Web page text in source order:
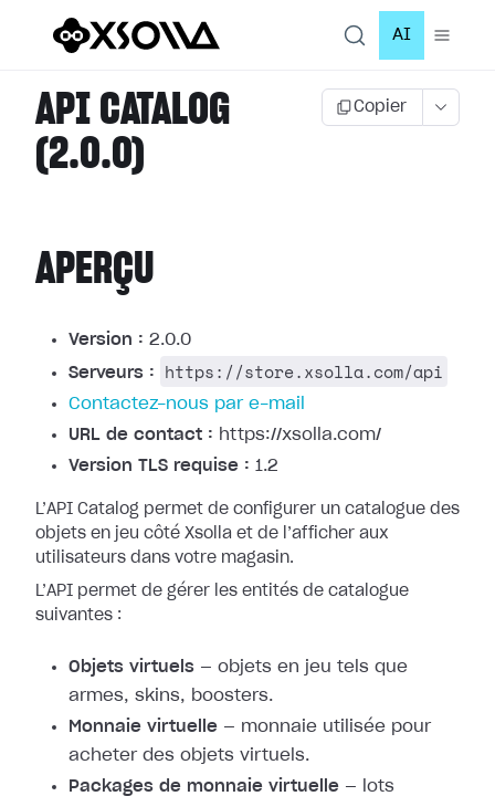
AI
API CATALOG
(2.0.0)
Copier
APERÇU
Version : 2.0.0
Serveurs :
https://store.xsolla.com/api
Contactez-nous par e-mail
URL de contact : https://xsolla.com/
Version TLS requise : 1.2
L’API Catalog permet de configurer un catalogue des
objets en jeu côté Xsolla et de l’afficher aux
utilisateurs dans votre magasin.
L’API permet de gérer les entités de catalogue
suivantes :
Objets virtuels — objets en jeu tels que
armes, skins, boosters.
Monnaie virtuelle — monnaie utilisée pour
acheter des objets virtuels.
Packages de monnaie virtuelle — lots